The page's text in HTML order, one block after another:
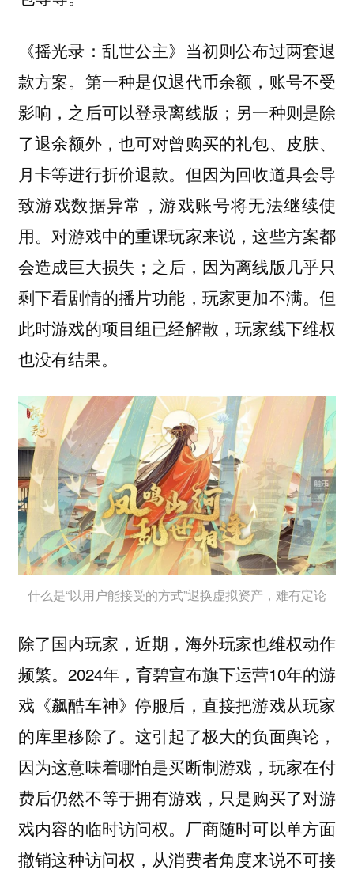
《摇光录：乱世公主》当初则公布过两套退
款方案。第一种是仅退代币余额，账号不受
影响，之后可以登录离线版；另一种则是除
了退余额外，也可对曾购买的礼包、皮肤、
月卡等进行折价退款。但因为回收道具会导
致游戏数据异常，游戏账号将无法继续使
用。对游戏中的重课玩家来说，这些方案都
会造成巨大损失；之后，因为离线版几乎只
剩下看剧情的播片功能，玩家更加不满。但
此时游戏的项目组已经解散，玩家线下维权
也没有结果。
什么是“以用户能接受的方式”退换虚拟资产，难有定论
除了国内玩家，近期，海外玩家也维权动作
频繁。2024年，育碧宣布旗下运营10年的游
戏《飙酷车神》停服后，直接把游戏从玩家
的库里移除了。这引起了极大的负面舆论，
因为这意味着哪怕是买断制游戏，玩家在付
费后仍然不等于拥有游戏，只是购买了对游
戏内容的临时访问权。厂商随时可以单方面
撤销这种访问权，从消费者角度来说不可接